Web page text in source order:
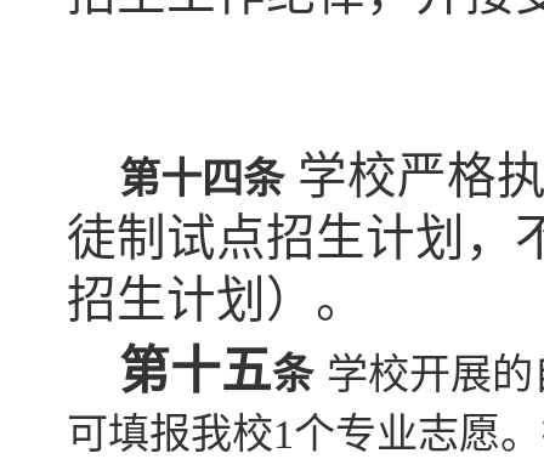
第十四条 学校严格
徒制试点招生计划，
招生计划） 。
第十五条 学校开展
可填报我校1个专业志愿